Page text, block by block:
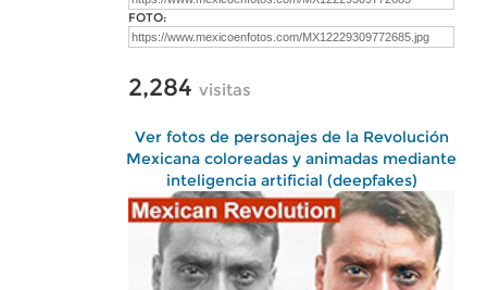
FOTO:
2,284 visitas
Ver fotos de personajes de la Revolución
Mexicana coloreadas y animadas mediante
inteligencia artificial (deepfakes)